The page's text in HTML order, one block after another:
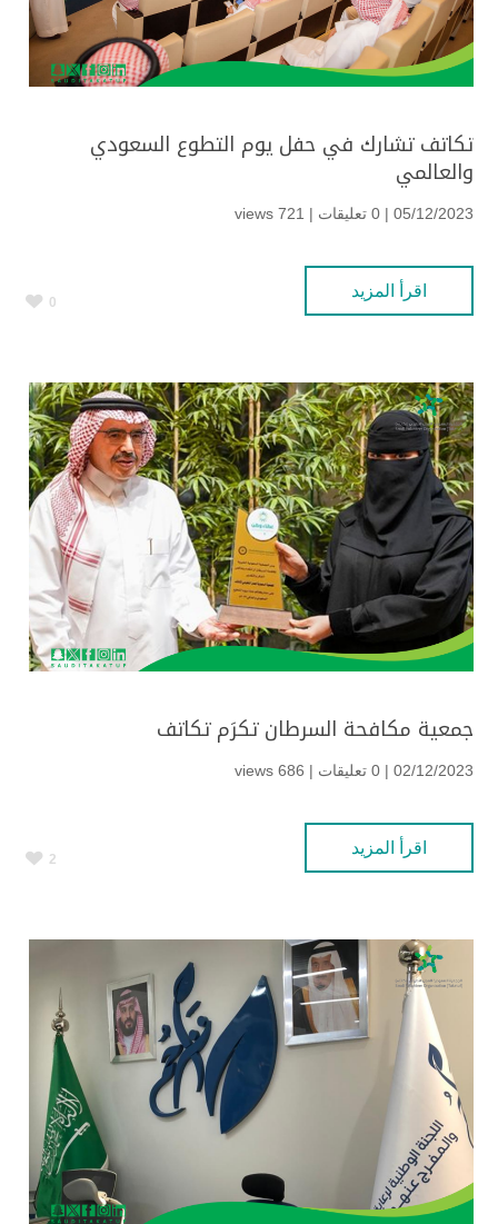
تكاتف تشارك في حفل يوم التطوع السعودي
والعالمي
05/12/2023 | 0 تعليقات | 721 views
اقرأ المزيد
0
جمعية مكافحة السرطان تكرَم تكاتف
02/12/2023 | 0 تعليقات | 686 views
اقرأ المزيد
2